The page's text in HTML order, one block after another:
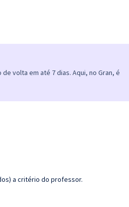
volta em até 7 dias. Aqui, no Gran, é
a critério do professor.